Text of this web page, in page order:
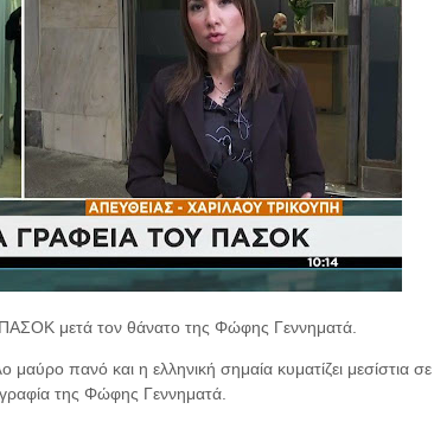
μετά τον θάνατο της Φώφης Γεννηματά.
πανό και η ελληνική σημαία κυματίζει μεσίστια σε
της Φώφης Γεννηματά.